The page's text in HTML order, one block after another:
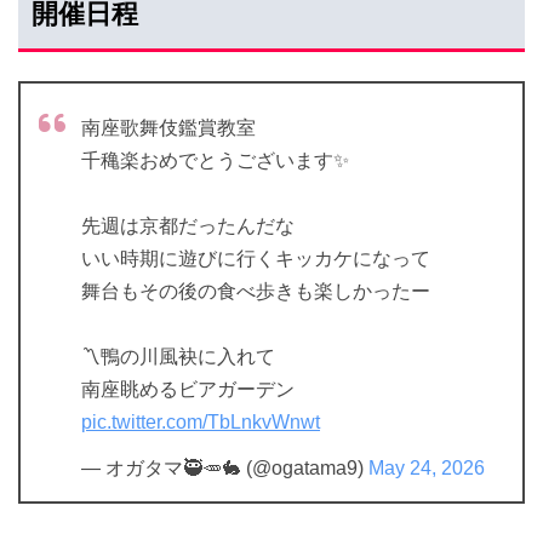
開催日程
南座歌舞伎鑑賞教室
千穐楽おめでとうございます✨
先週は京都だったんだな
いい時期に遊びに行くキッカケになって
舞台もその後の食べ歩きも楽しかったー
〽︎鴨の川風袂に入れて
南座眺めるビアガーデン
pic.twitter.com/TbLnkvWnwt
— オガタマ🥷🥕🐇 (@ogatama9) May 24, 2026